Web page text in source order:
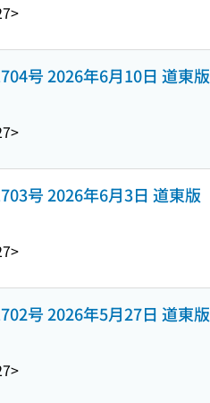
号 2026年6月10日 道東版
号 2026年6月3日 道東版
号 2026年5月27日 道東版